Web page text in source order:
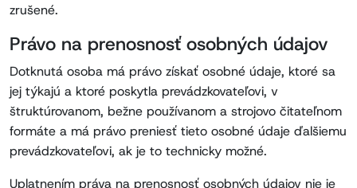
zrušené.
Právo na prenosnosť osobných údajov
Dotknutá osoba má právo získať osobné údaje, ktoré sa
jej týkajú a ktoré poskytla prevádzkovateľovi, v
štruktúrovanom, bežne používanom a strojovo čitateľnom
formáte a má právo preniesť tieto osobné údaje ďalšiemu
prevádzkovateľovi, ak je to technicky možné.
Uplatnením práva na prenosnosť osobných údajov nie je